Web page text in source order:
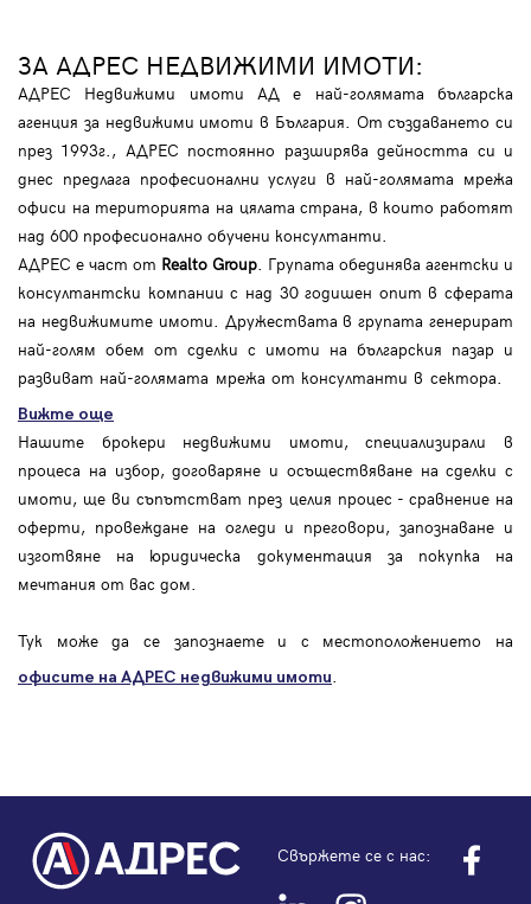
ЗА АДРЕС НЕДВИЖИМИ ИМОТИ:
АДРЕС Недвижими имоти АД е най-голямата българска
агенция за недвижими имоти в България. От създаването си
през 1993г., АДРЕС постоянно разширява дейността си и
днес предлага професионални услуги в най-голямата мрежа
офиси на територията на цялата страна, в които работят
над 600 професионално обучени консултанти.
АДРЕС е част от Realto Group. Групата обединява агентски и
консултантски компании с над 30 годишен опит в сферата
на недвижимите имоти. Дружествата в групата генерират
най-голям обем от сделки с имоти на българския пазар и
развиват най-голямата мрежа от консултанти в сектора.
Вижте още
Нашите брокери недвижими имоти, специализирали в
процеса на избор, договаряне и осъществяване на сделки с
имоти, ще ви съпътстват през целия процес - сравнение на
оферти, провеждане на огледи и преговори, запознаване и
изготвяне на юридическа документация за покупка на
мечтания от вас дом.
Тук може да се запознаете и с местоположението на
офисите на АДРЕС недвижими имоти.
Свържете се с нас: